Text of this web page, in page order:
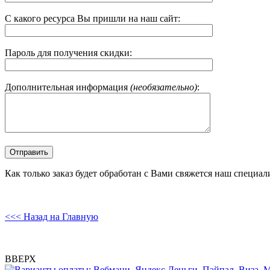
С какого ресурса Вы пришли на наш сайт:
Пароль для получения скидки:
Дополнительная информация (необязательно):
Как только заказ будет обработан с Вами свяжется наш
<<< Назад на Главную
ВВЕРХ